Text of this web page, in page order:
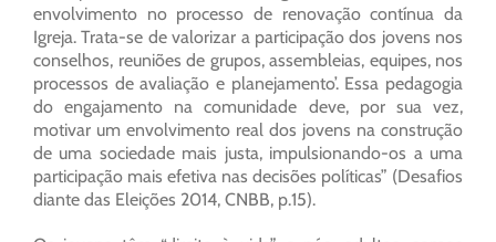
envolvimento no processo de renovação contínua da
Igreja. Trata-se de valorizar a participação dos jovens nos
conselhos, reuniões de grupos, assembleias, equipes, nos
processos de avaliação e planejamento’. Essa pedagogia
do engajamento na comunidade deve, por sua vez,
motivar um envolvimento real dos jovens na construção
de uma sociedade mais justa, impulsionando-os a uma
participação mais efetiva nas decisões políticas” (Desafios
diante das Eleições 2014, CNBB, p.15).